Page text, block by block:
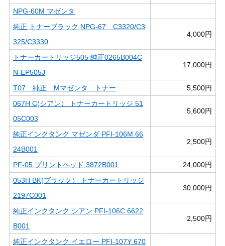
NPG-60M マゼンタ
純正 トナーブラック NPG-67 C3320/C3
325/C3330
4,000円
トナーカートリッジ505 純正0265B004C
N-EP505J
17,000円
T07 純正 Mマゼンタ トナー
5,500円
067H C(シアン） トナーカートリッジ 51
05C003
5,600円
純正インクタンク マゼンダ PFI-106M 66
24B001
2,500円
PF-05 プリントヘッド 3872B001
24,000円
053H BK(ブラック） トナーカートリッジ
2197C001
30,000円
純正インクタンク シアン PFI-106C 6622
B001
2,500円
純正インクタンク イエロー PFI-107Y 670